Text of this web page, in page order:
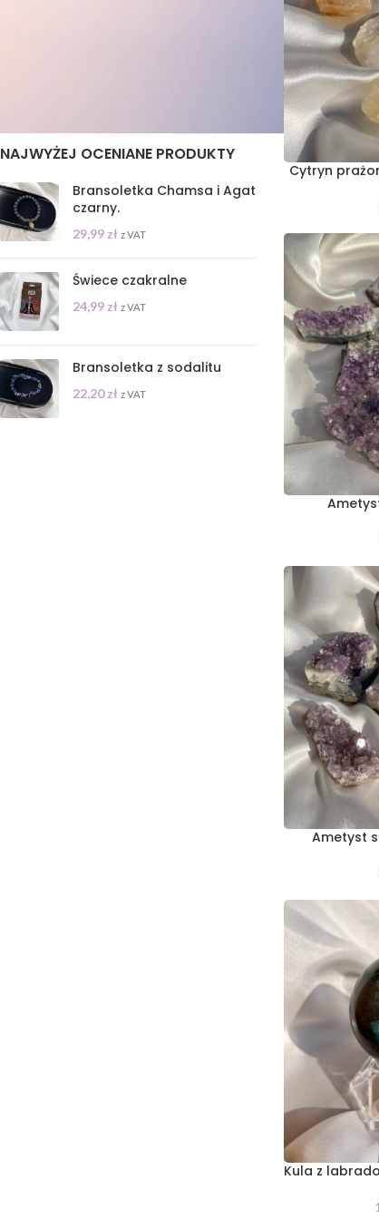
NAJWYŻEJ OCENIANE PRODUKTY
Bransoletka Chamsa i Agat
czarny.
29,99 zł z VAT
Świece czakralne
24,99 zł z VAT
Bransoletka z sodalitu
22,20zł z VAT
Cytryn
Ametyst
Kula z